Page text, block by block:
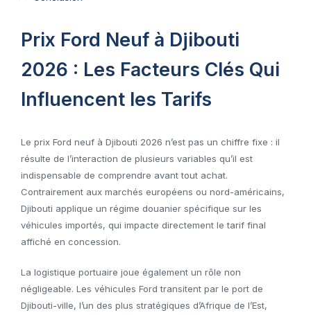
Prix Ford Neuf à Djibouti
2026 : Les Facteurs Clés Qui
Influencent les Tarifs
Le prix Ford neuf à Djibouti 2026 n’est pas un chiffre fixe : il
résulte de l’interaction de plusieurs variables qu’il est
indispensable de comprendre avant tout achat.
Contrairement aux marchés européens ou nord-américains,
Djibouti applique un régime douanier spécifique sur les
véhicules importés, qui impacte directement le tarif final
affiché en concession.
La logistique portuaire joue également un rôle non
négligeable. Les véhicules Ford transitent par le port de
Djibouti-ville, l’un des plus stratégiques d’Afrique de l’Est,